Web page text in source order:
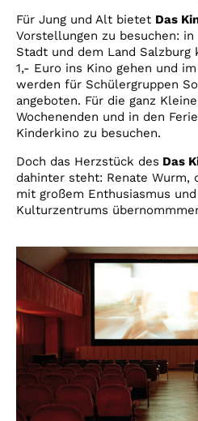
Für Jung und Alt bietet Das
Vorstellungen zu besuchen:
Stadt und dem Land Salzburg
1,- Euro ins Kino gehen und
werden für Schülergruppen
angeboten. Für die ganz
Wochenenden und in den
Kinderkino zu besuchen.
Doch das Herzstück des Das
dahinter steht: Renate Wurm,
mit großem Enthusiasmus
Kulturzentrums